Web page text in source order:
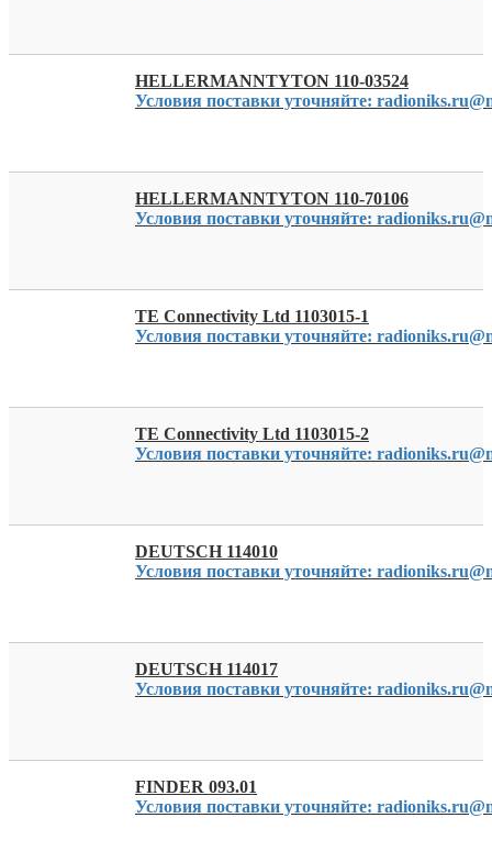
HELLERMANNTYTON 110-03524
Условия поставки уточняйте:
HELLERMANNTYTON 110-70106
Условия поставки уточняйте:
TE Connectivity Ltd 1103015-1
Условия поставки уточняйте:
TE Connectivity Ltd 1103015-2
Условия поставки уточняйте:
DEUTSCH 114010
Условия поставки уточняйте:
DEUTSCH 114017
Условия поставки уточняйте:
FINDER 093.01
Условия поставки уточняйте: